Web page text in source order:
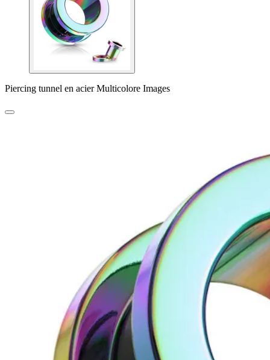
Piercing tunnel en acier Multicolore Images